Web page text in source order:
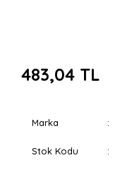
483,04 TL
Marka
Stok Kodu